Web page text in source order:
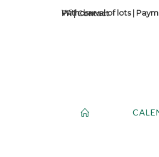
Contact
Withdrawal of lots|